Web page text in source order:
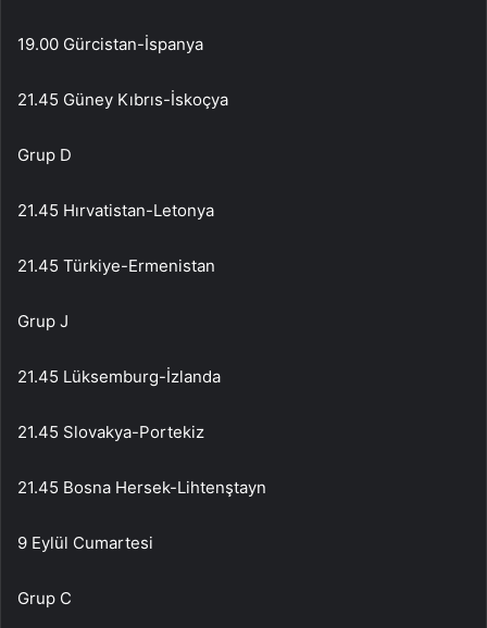
19.00 Gürcistan-İspanya
21.45 Güney Kıbrıs-İskoçya
Grup D
21.45 Hırvatistan-Letonya
21.45 Türkiye-Ermenistan
Grup J
21.45 Lüksemburg-İzlanda
21.45 Slovakya-Portekiz
21.45 Bosna Hersek-Lihtenştayn
9 Eylül Cumartesi
Grup C